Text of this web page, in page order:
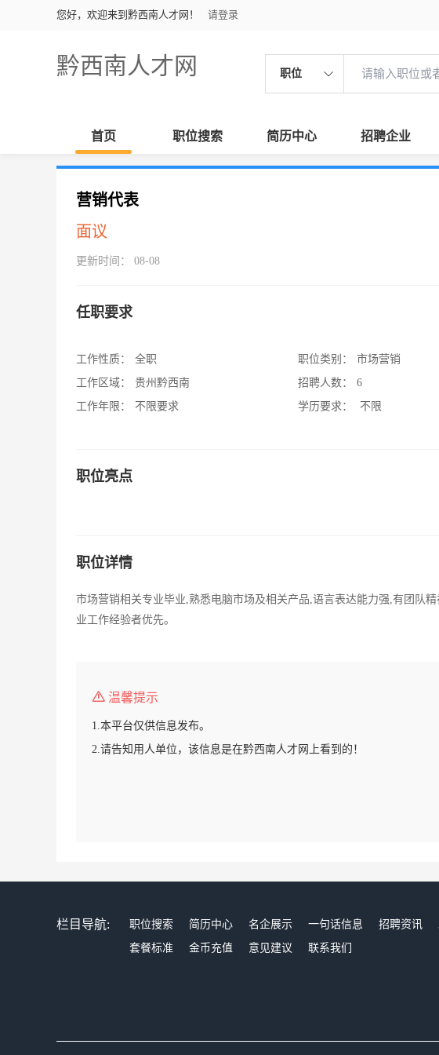
您好，欢迎来到黔西南人才网！ 请登录
黔西南人才网 职位
首页 职位搜索 简历中心 招聘企业
营销代表
面议
更新时间： 08-08
任职要求
工作性质：
全职
工作区域：
贵州黔西南
工作年限：
不限要求
职位类别：
市场营销
招聘人数：
6
学历要求：
不限
职位亮点
职位详情
市场营销相关专业毕业,熟悉电脑市场及相关产品,语言表达能力强,有团队
业工作经验者优先。
温馨提示
1.本平台仅供信息发布。
2.请告知用人单位，该信息是在黔西南人才网上看到的！
栏目导航: 职位搜索 简历中心 名企展示 一句话信息 招聘资讯
套餐标准
金币充值 意见建议 联系我们